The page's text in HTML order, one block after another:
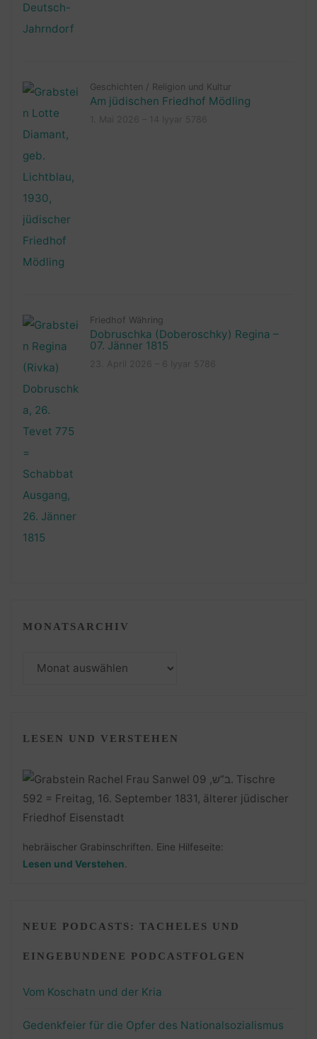
Geschichten / Religion und Kultur
Am jüdischen Friedhof Mödling
Friedhof Währing
Dobruschka (Doberoschky) Regina –
07. Jänner 1815
MONATSARCHIV
Monatsarchiv
LESEN UND VERSTEHEN
hebräischer Grabinschriften. Eine Hilfeseite:
Lesen und Verstehen
NEUE PODCASTS: TACHELES UND
EINGEBUNDENE PODCASTFOLGEN
Vom Koschatn und der Kria
Gedenkfeier für die Opfer des Nationalsozialismus